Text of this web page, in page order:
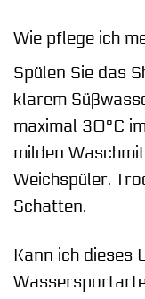
Wie pflege ich
Spülen Sie das
klarem
maximal 30°C
milden
Weichspüler.
Schatten.
Kann ich dieses